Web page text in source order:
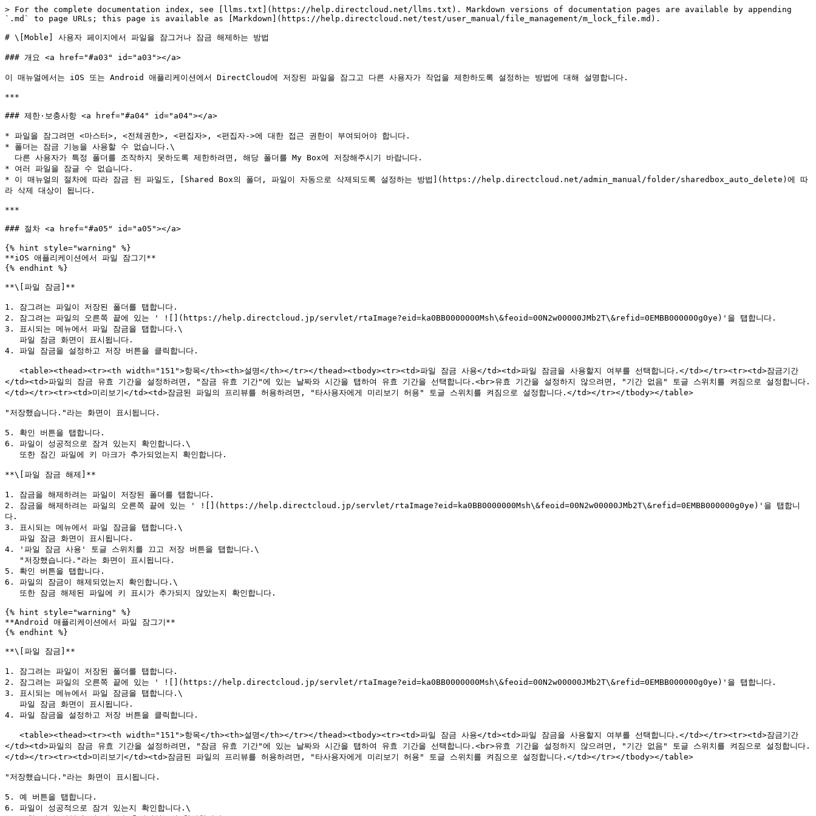
> For the complete documentation index, see [llms.txt](https://help.directcloud.net/llms.txt). Markdown versions of documentation pages are available by appending
`.md` to page URLs; this page is available as [Markdown](https://help.directcloud.net/test/user_manual/file_management/m_lock_file.md).
# \[Moble] 사용자 페이지에서 파일을 잠그거나 잠금 해제하는 방법
### 개요 <a href="#a03" id="a03"></a>
이 매뉴얼에서는 iOS 또는 Android 애플리케이션에서 DirectCloud에 저장된 파일을 잠그고 다른 사용자가 작업을 제한하도록 설정하는 방법에 대해 설명합니다.
***
### 제한·보충사항 <a href="#a04" id="a04"></a>
* 파일을 잠그려면 <마스터>, <전체권한>, <편집자>, <편집자->에 대한 접근 권한이 부여되어야 합니다.
* 폴더는 잠금 기능을 사용할 수 없습니다.\
* 여러 파일을 잠글 수 없습니다.
* 이 매뉴얼의 절차에 따라 잠금 된 파일도, [Shared Box의 폴더, 파일이 자동으로 삭제되도록 설정하는 방법](https://help.directcloud.net/admin_manual/folder/sharedbox_auto_delete)에 따
라 삭제 대상이 됩니다.
***
### 절차 <a href="#a05" id="a05"></a>
{% hint style="warning" %}
**iOS 애플리케이션에서 파일 잠그기**
{% endhint %}
**\[파일 잠금]**
1. 잠그려는 파일이 저장된 폴더를 탭합니다.
2. 잠그려는 파일의 오른쪽 끝에 있는 ' ![](https://help.directcloud.jp/servlet/rtaImage?eid=ka0BB0000000Msh\&feoid=00N2w00000JMb2T\&refid=0EMBB000000g0ye)'을 탭합니다.
3. 표시되는 메뉴에서 파일 잠금을 탭합니다.\
4. 파일 잠금을 설정하고 저장 버튼을 클릭합니다.
</td><td>파일의 잠금 유효 기간을 설정하려면, "잠금 유효 기간"에 있는 날짜와 시간을 탭하여 유효 기간을 선택합니다.<br>유효 기간을 설정하지 않으려면, "기간 없음" 토글 스위치를 켜짐으로 설정합니다.
</td></tr><tr><td>미리보기</td><td>잠금된 파일의 프리뷰를 허용하려면, "타사용자에게 미리보기 허용" 토글 스위치를 켜짐으로 설정합니다.</td></tr></tbody></table>
"저장했습니다."라는 화면이 표시됩니다.
5. 확인 버튼을 탭합니다.
6. 파일이 성공적으로 잠겨 있는지 확인합니다.\
**\[파일 잠금 해제]**
1. 잠금을 해제하려는 파일이 저장된 폴더를 탭합니다.
2. 잠금을 해제하려는 파일의 오른쪽 끝에 있는 ' ![](https://help.directcloud.jp/servlet/rtaImage?eid=ka0BB0000000Msh\&feoid=00N2w00000JMb2T\&refid=0EMBB000000g0ye)'을 탭합니
다.
3. 표시되는 메뉴에서 파일 잠금을 탭합니다.\
4. '파일 잠금 사용' 토글 스위치를 끄고 저장 버튼을 탭합니다.\
5. 확인 버튼을 탭합니다.
6. 파일의 잠금이 해제되었는지 확인합니다.\
{% hint style="warning" %}
**Android 애플리케이션에서 파일 잠그기**
{% endhint %}
**\[파일 잠금]**
1. 잠그려는 파일이 저장된 폴더를 탭합니다.
2. 잠그려는 파일의 오른쪽 끝에 있는 ' ![](https://help.directcloud.jp/servlet/rtaImage?eid=ka0BB0000000Msh\&feoid=00N2w00000JMb2T\&refid=0EMBB000000g0ye)'을 탭합니다.
3. 표시되는 메뉴에서 파일 잠금을 탭합니다.\
4. 파일 잠금을 설정하고 저장 버튼을 클릭합니다.
</td><td>파일의 잠금 유효 기간을 설정하려면, "잠금 유효 기간"에 있는 날짜와 시간을 탭하여 유효 기간을 선택합니다.<br>유효 기간을 설정하지 않으려면, "기간 없음" 토글 스위치를 켜짐으로 설정합니다.
</td></tr><tr><td>미리보기</td><td>잠금된 파일의 프리뷰를 허용하려면, "타사용자에게 미리보기 허용" 토글 스위치를 켜짐으로 설정합니다.</td></tr></tbody></table>
"저장했습니다."라는 화면이 표시됩니다.
5. 예 버튼을 탭합니다.
6. 파일이 성공적으로 잠겨 있는지 확인합니다.\